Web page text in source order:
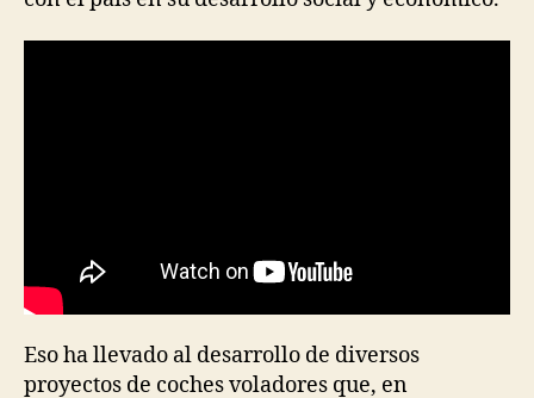
Eso ha llevado al desarrollo de diversos
proyectos de coches voladores que, en